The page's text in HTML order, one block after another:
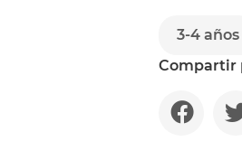
3-4 años
Compartir